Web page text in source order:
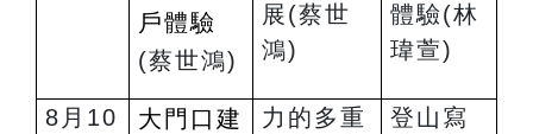
戶體驗
(蔡世鴻)
展(蔡世
鴻)
體驗(林
瑋萱)
8 月10
大門口建
力的多重
登山寫